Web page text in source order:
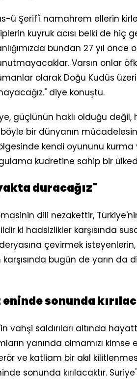
ü Şerif'i namahrem ellerin
kuyruk acısı belki de hiç
bundan 27 yıl
Varsın onlar
olarak Doğu Kudüs
diye konuştu.
güçlünün haklı olduğu
bir dünyanın
kendi oyununu
kudretine sahip bir
duracağız"
dili nezakettir,
ki hadsizlikler karşısında
çevirmek isteyenlerin,
karşısında bugün de yarın da
sonunda
vahşi saldırıları altında
yanında olmamızı
ve katliam bir akıl
sonunda kırılacaktır.